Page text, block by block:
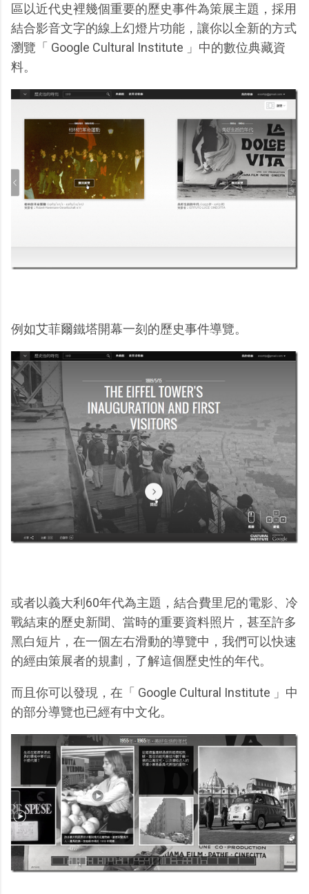
區以近代史裡幾個重要的歷史事件為策展主題，採用
結合影音文字的線上幻燈片功能，讓你以全新的方式
瀏覽「 Google Cultural Institute 」中的數位典藏資
料。
例如艾菲爾鐵塔開幕一刻的歷史事件導覽。
或者以義大利60年代為主題，結合費里尼的電影、冷
戰結束的歷史新聞、當時的重要資料照片，甚至許多
黑白短片，在一個左右滑動的導覽中，我們可以快速
的經由策展者的規劃，了解這個歷史性的年代。
而且你可以發現，在「 Google Cultural Institute 」中
的部分導覽也已經有中文化。